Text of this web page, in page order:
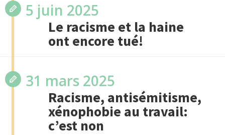
5 juin 2025
Le racisme et la haine
ont encore tué!
31 mars 2025
Racisme, antisémitisme,
xénophobie au travail:
c’est non